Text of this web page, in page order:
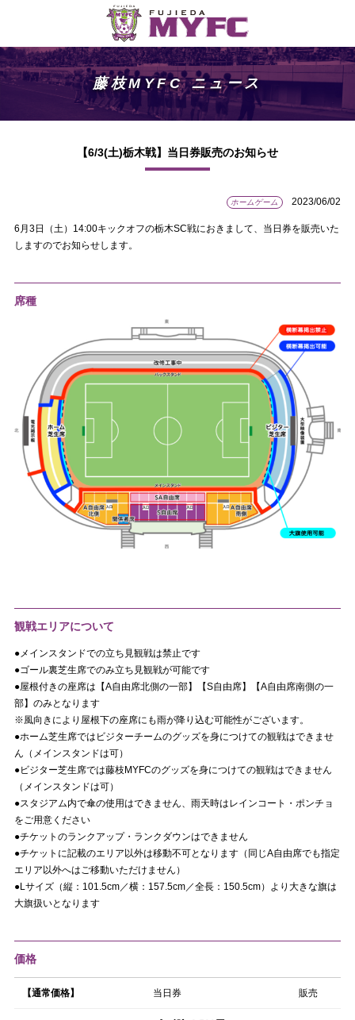
藤枝MYFC ニュース
【6/3(土)栃木戦】当日券販売のお知らせ
ホームゲーム 2023/06/02
6月3日（土）14:00キックオフの栃木SC戦におきまして、当日券を販売いた
しますのでお知らせします。
席種
観戦エリアについて
●メインスタンドでの立ち見観戦は禁止です
●ゴール裏芝生席でのみ立ち見観戦が可能です
●屋根付きの座席は【A自由席北側の一部】【S自由席】【A自由席南側の一
部】のみとなります
※風向きにより屋根下の座席にも雨が降り込む可能性がございます。
●ホーム芝生席ではビジターチームのグッズを身につけての観戦はできませ
ん（メインスタンドは可）
●ビジター芝生席では藤枝MYFCのグッズを身につけての観戦はできません
（メインスタンドは可）
●スタジアム内で傘の使用はできません、雨天時はレインコート・ポンチョ
をご用意ください
●チケットのランクアップ・ランクダウンはできません
●チケットに記載のエリア以外は移動不可となります（同じA自由席でも指定
エリア以外へはご移動いただけません）
●Lサイズ（縦：101.5cm／横：157.5cm／全長：150.5cm）より大きな旗は
大旗扱いとなります
価格
【通常価格】 当日券 販売